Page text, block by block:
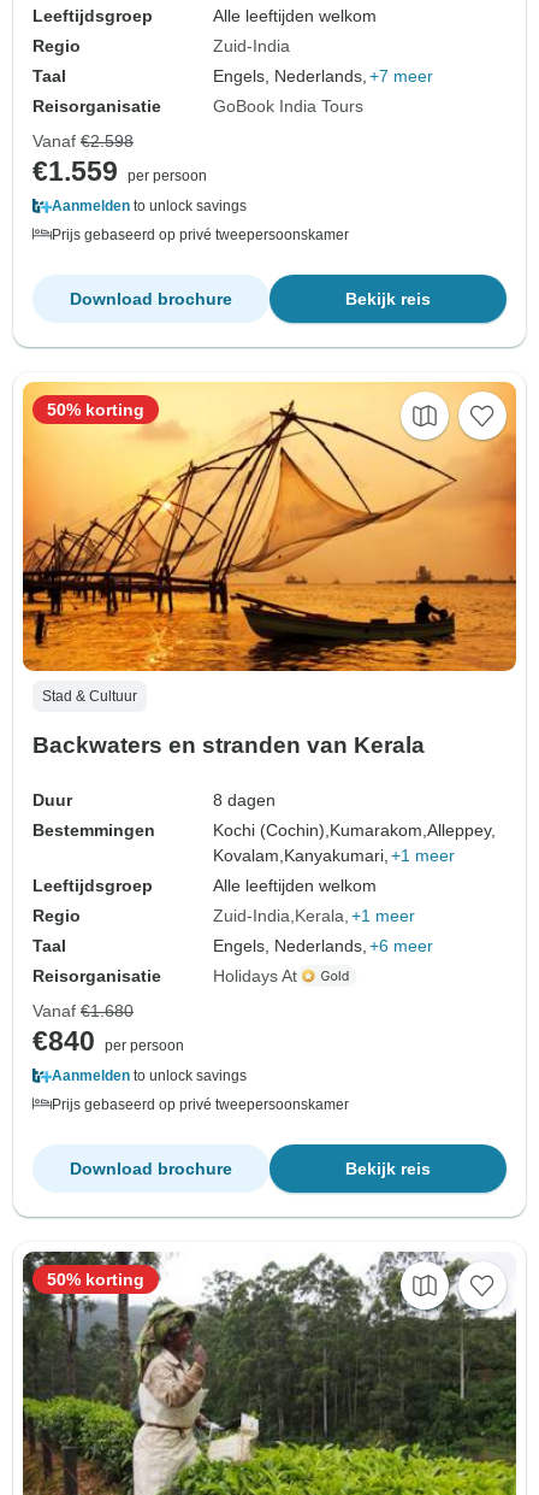
Leeftijdsgroep
Alle leeftijden welkom
Regio
Zuid-India
Taal
Engels, Nederlands, +7 meer
Reisorganisatie
GoBook India Tours
Vanaf €2.598
€1.559
per persoon
Aanmelden to unlock savings
Prijs gebaseerd op privé tweepersoonskamer
Bekijk reis
Download brochure
Stad & Cultuur
Backwaters en stranden van Kerala
Duur
8 dagen
Bestemmingen
Kochi (Cochin), Kumarakom,Alleppey,
Kovalam, Kanyakumari, +1 meer
Leeftijdsgroep
Alle leeftijden welkom
Regio
Zuid-India Kerala +1 meer
Taal
Engels, Nederlands, +6 meer
Reisorganisatie
Holidays At
50% korting
Vanaf €1.680
€840
per persoon
Aanmelden to unlock savings
Prijs gebaseerd op privé tweepersoonskamer
Bekijk reis
Download brochure
50% korting